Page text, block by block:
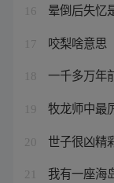
16 晕倒后失忆
17 咬梨啥意思
18 一千多万年
19 牧龙师中最
20 世子很凶精
21 我有一座海